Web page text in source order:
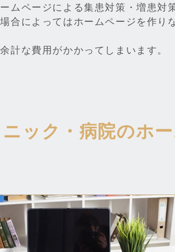
ムページによる集患対策・増患対
合によってはホームページを作り
計な費用がかかってしまいます。
ック・病院のホ